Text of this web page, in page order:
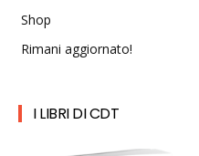
Shop
Rimani aggiornato!
I LIBRI DI CDT